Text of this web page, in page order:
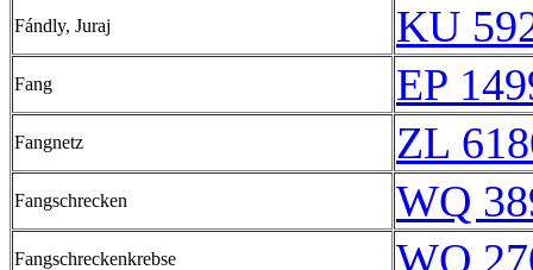
Fándly, Juraj KU
Fang EP
Fangnetz ZL
Fangschrecken WQ
Fangschreckenkrebse WQ